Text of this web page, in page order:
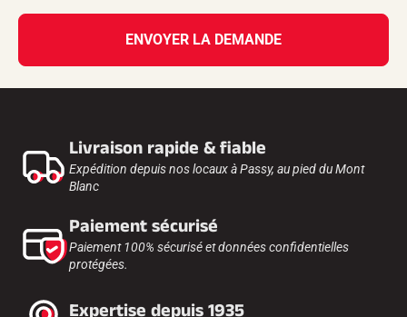
ENVOYER LA DEMANDE
Livraison rapide & fiable
Expédition depuis nos locaux à Passy, au pied du Mont
Blanc
Paiement sécurisé
Paiement 100% sécurisé et données confidentielles
protégées.
Expertise depuis 1935